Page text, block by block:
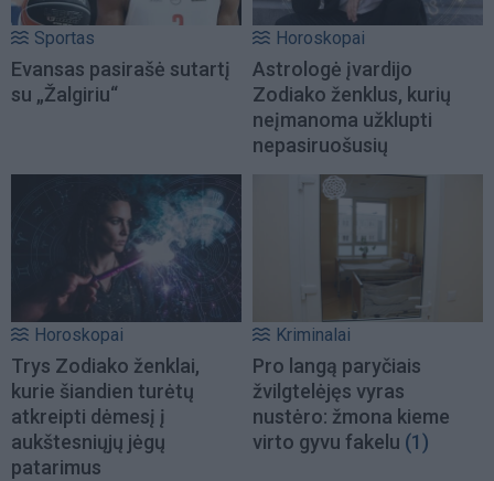
Sportas
Evansas pasirašė sutartį
su „Žalgiriu“
Horoskopai
Astrologė įvardijo
Zodiako ženklus, kurių
neįmanoma užklupti
nepasiruošusių
Horoskopai
Trys Zodiako ženklai,
kurie šiandien turėtų
atkreipti dėmesį į
aukštesniųjų jėgų
patarimus
Kriminalai
Pro langą paryčiais
žvilgtelėjęs vyras
nustėro: žmona kieme
virto gyvu fakelu (1)